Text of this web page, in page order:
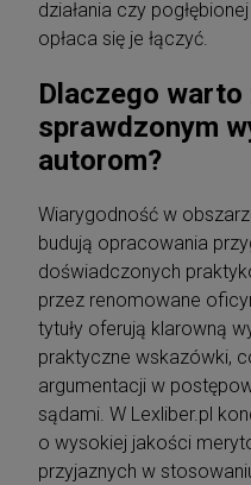
działania czy
opłaca się je łączyć.
Dlaczego warto
sprawdzonym
autorom?
Wiarygodność w
budują opracowania
doświadczonych
przez renomowane
tytuły oferują klarowną
praktyczne wskazówki,
argumentacji w
sądami. W Lexliber.pl
o wysokiej jakości
przyjaznych w